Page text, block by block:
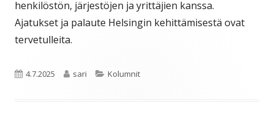
henkilöstön, järjestöjen ja yrittäjien kanssa.
Ajatukset ja palaute Helsingin kehittämisestä ovat
tervetulleita.
Julkaistu
4.7.2025 Kirjoittaja
sari Kategoriat
Kolumnit